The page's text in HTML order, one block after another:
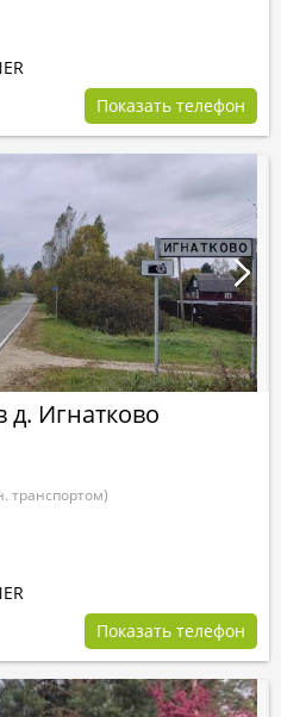
Показать телефон
д. Игнатково
транспортом)
Показать телефон